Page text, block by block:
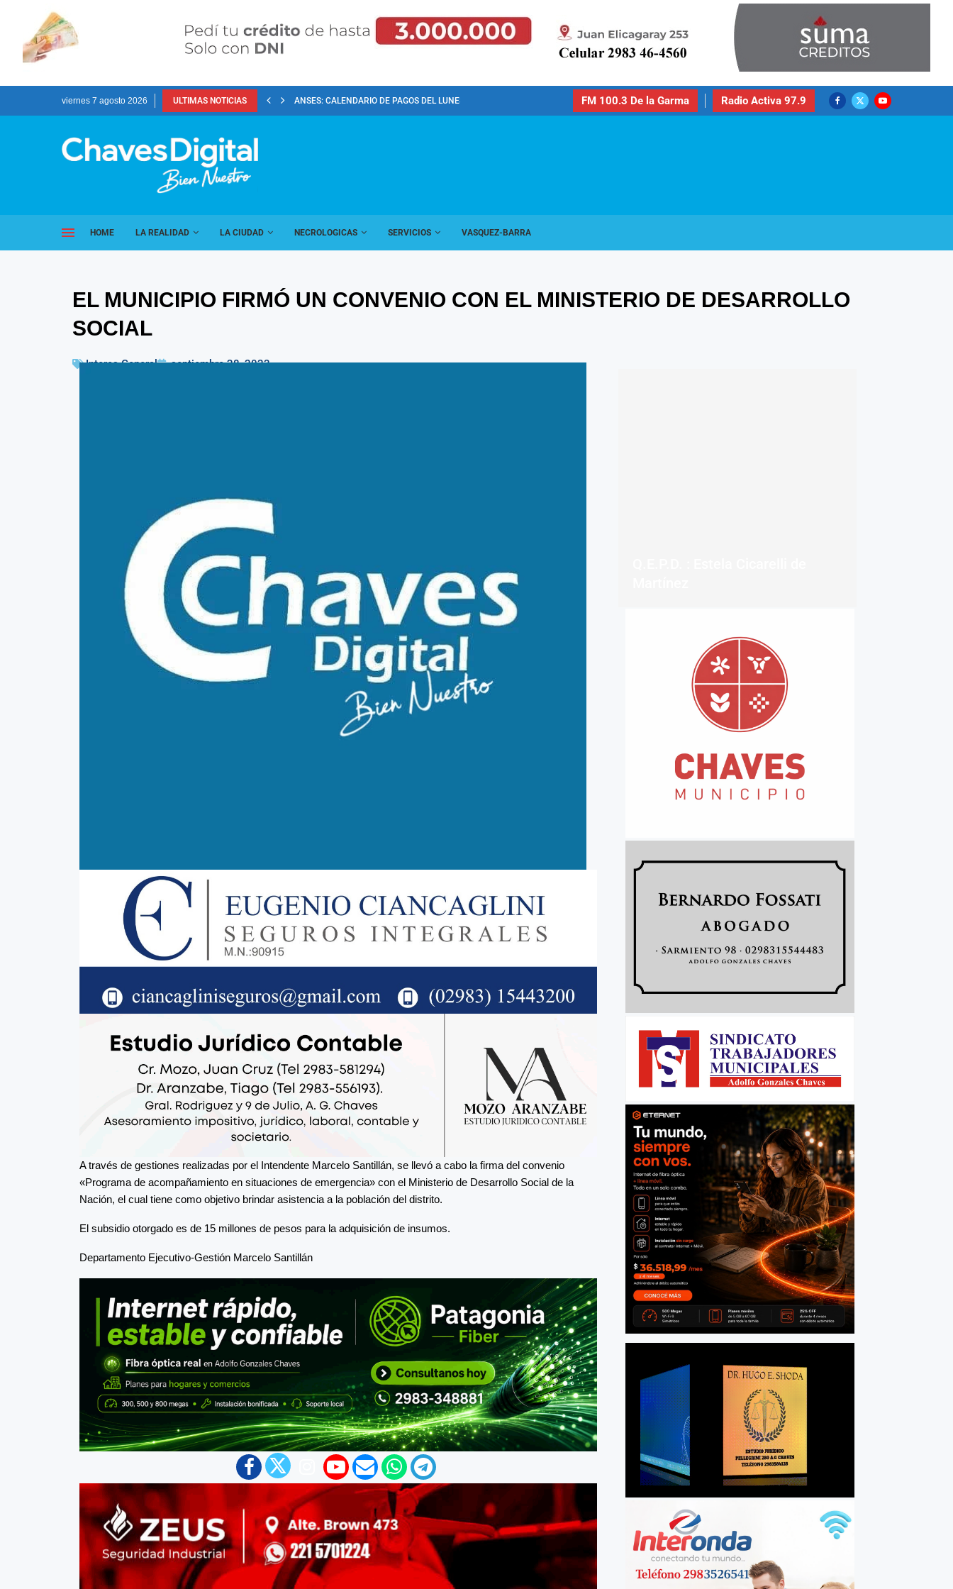
viernes 7 agosto 2026 ULTIMAS NOTICIAS ANSES: CALENDARIO DE PAGOS DEL LUNES 10 DE... FM 100.3 De la Garma Radio Activa 97.9
HOME LA REALIDAD LA CIUDAD NECROLOGICAS SERVICIOS VASQUEZ-BARRA
EL MUNICIPIO FIRMÓ UN CONVENIO CON EL MINISTERIO DE DESARROLLO
SOCIAL
Interes General septiembre 28, 2023
A través de gestiones realizadas por el Intendente Marcelo Santillán, se llevó a cabo la firma del convenio
«Programa de acompañamiento en situaciones de emergencia» con el Ministerio de Desarrollo Social de la
Nación, el cual tiene como objetivo brindar asistencia a la población del distrito.
El subsidio otorgado es de 15 millones de pesos para la adquisición de insumos.
Departamento Ejecutivo-Gestión Marcelo Santillán